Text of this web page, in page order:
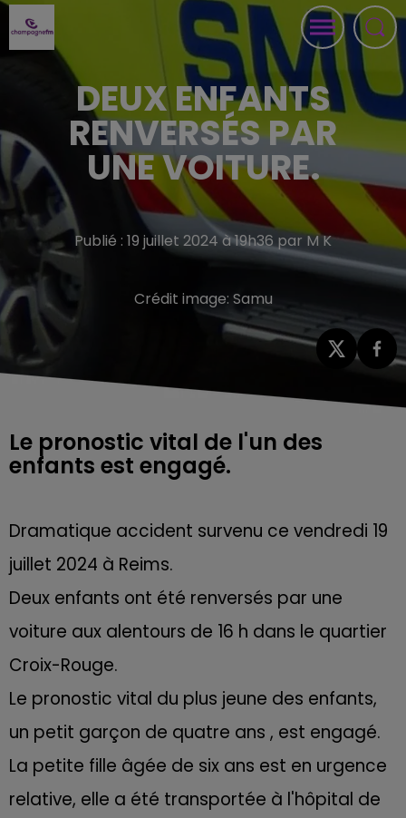
DEUX ENFANTS
RENVERSÉS PAR
UNE VOITURE.
Publié : 19 juillet 2024 à 19h36 par M K
Crédit image: Samu
Le pronostic vital de l'un des
enfants est engagé.
Dramatique accident survenu ce vendredi 19
juillet 2024 à Reims.
Deux enfants ont été renversés par une
voiture aux alentours de 16 h dans le quartier
Croix-Rouge.
Le pronostic vital du plus jeune des enfants,
un petit garçon de quatre ans , est engagé.
La petite fille âgée de six ans est en urgence
relative, elle a été transportée à l'hôpital de